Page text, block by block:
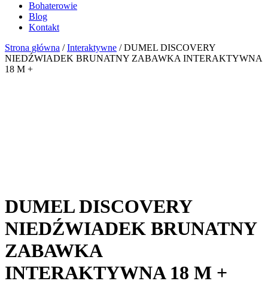
Bohaterowie
Blog
Kontakt
Strona główna /Interaktywne / DUMEL DISCOVERY
NIEDŹWIADEK BRUNATNY ZABAWKA INTERAKTYWNA
18 M +
DUMEL DISCOVERY
NIEDŹWIADEK BRUNATNY
ZABAWKA
INTERAKTYWNA 18 M +